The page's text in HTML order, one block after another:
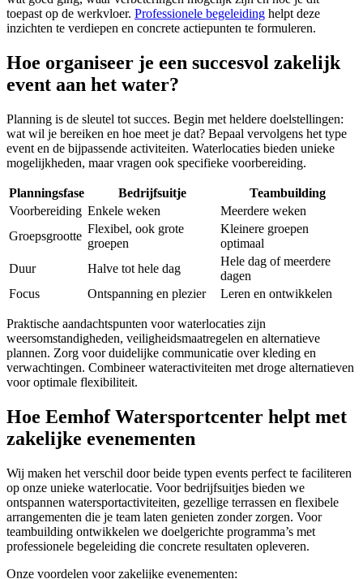
toepast op de werkvloer. Professionele begeleiding helpt deze
inzichten te verdiepen en concrete actiepunten te formuleren.
Hoe organiseer je een succesvol zakelijk
event aan het water?
Planning is de sleutel tot succes. Begin met heldere doelstellingen:
wat wil je bereiken en hoe meet je dat? Bepaal vervolgens het type
event en de bijpassende activiteiten. Waterlocaties bieden unieke
mogelijkheden, maar vragen ook specifieke voorbereiding.
Planningsfase Bedrijfsuitje
Teambuilding
Voorbereiding Enkele weken
Meerdere weken
Groepsgrootte
Flexibel, ook grote
groepen
Kleinere groepen
optimaal
Duur
Halve tot hele dag
Hele dag of meerdere
dagen
Focus
Ontspanning en plezier Leren en ontwikkelen
Praktische aandachtspunten voor waterlocaties zijn
weersomstandigheden, veiligheidsmaatregelen en alternatieve
plannen. Zorg voor duidelijke communicatie over kleding en
verwachtingen. Combineer wateractiviteiten met droge alternatieven
voor optimale flexibiliteit.
Hoe Eemhof Watersportcenter helpt met
zakelijke evenementen
Wij maken het verschil door beide typen events perfect te faciliteren
op onze unieke waterlocatie. Voor bedrijfsuitjes bieden we
ontspannen watersportactiviteiten, gezellige terrassen en flexibele
arrangementen die je team laten genieten zonder zorgen. Voor
teambuilding ontwikkelen we doelgerichte programma’s met
professionele begeleiding die concrete resultaten opleveren.
Onze voordelen voor zakelijke evenementen: